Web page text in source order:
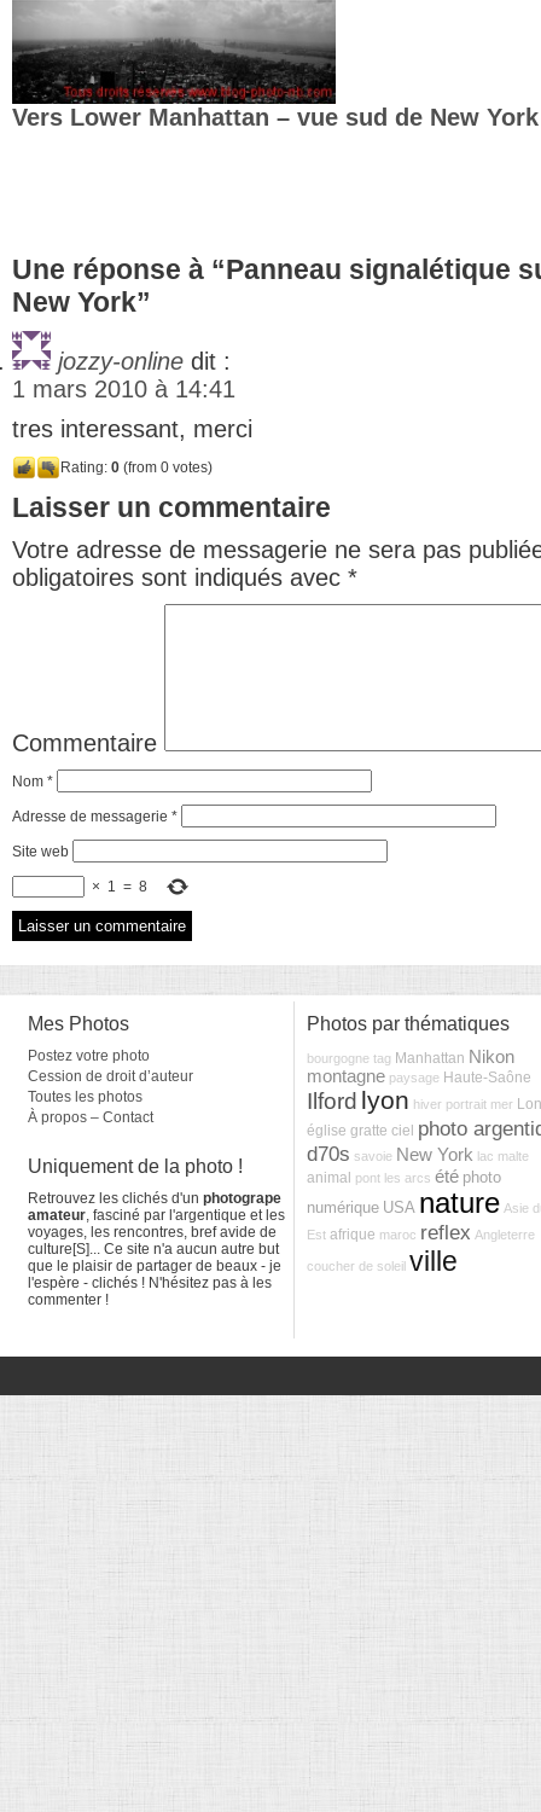
Vers Lower Manhattan – vue sud de New
Une réponse à “Panneau signalétique
New York”
jozzy-online dit :
1 mars 2010 à 14:41
tres interessant, merci
Rating: 0 (from 0 votes)
Laisser un commentaire
Votre adresse de messagerie ne sera pas
obligatoires sont indiqués avec *
Commentaire
Nom *
Adresse de messagerie *
Site web
× 1 = 8
Mes Photos
Postez votre photo
Cession de droit d’auteur
Toutes les photos
À propos – Contact
Uniquement de la photo !
Retrouvez les clichés d'un photogrape
amateur, fasciné par l'argentique et les
voyages, les rencontres, bref avide de
culture[S]... Ce site n'a aucun autre but
que le plaisir de partager de beaux - je
l'espère - clichés ! N'hésitez pas à les
commenter !
Photos par thématiques
bourgogne tag Manhattan Nikon
montagne paysage Haute-Saône
Ilford lyon hiver portrait mer
église gratte ciel photo
d70s savoie New York lac malte
animal pont les arcs été photo
numérique USA nature Asie
Est afrique maroc reflex Angleterre
coucher de soleil ville